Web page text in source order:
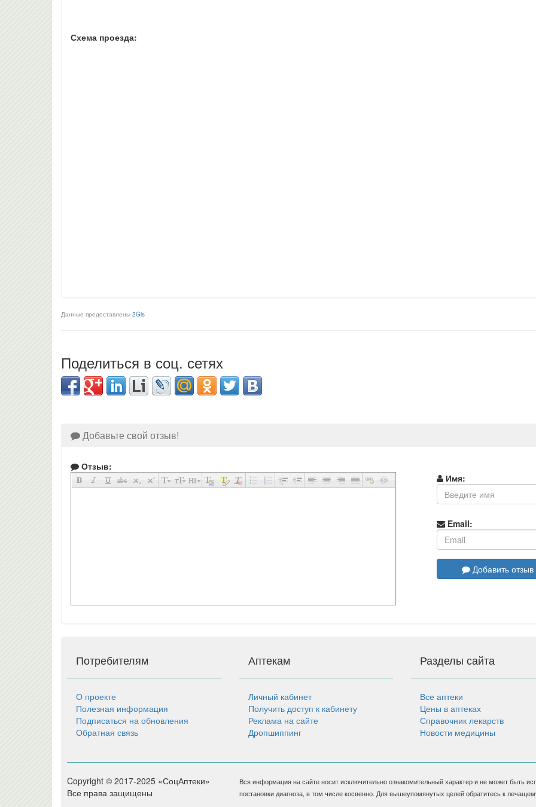
Схема проезда:
Данные предоставлены 2Gis
Поделиться в соц. сетях
Добавьте свой отзыв!
Отзыв:
Имя:
Email:
Добавить отзыв
Потребителям
О проекте
Полезная информация
Подписаться на обновления
Обратная связь
Аптекам
Личный кабинет
Получить доступ к кабинету
Реклама на сайте
Дропшиппинг
Разделы сайта
Все аптеки
Цены в аптеках
Справочник лекарств
Новости медицины
Copyright © 2017-2025 «СоцАптеки»
Все права защищены
Вся информация на сайте носит исключительно ознакомительный характер и не может быть
постановки диагноза, в том числе косвенно. Для вышеупомянутых целей обратитесь к